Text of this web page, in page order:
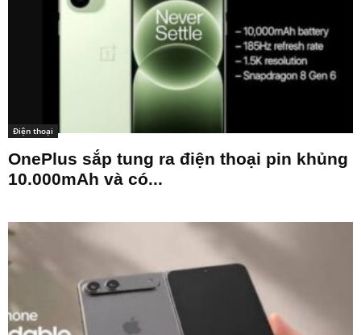
Điện thoại
OnePlus sắp tung ra điện thoại pin khủng
10.000mAh và có...